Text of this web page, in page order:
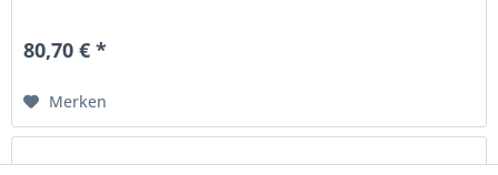
80,70 € *
Merken